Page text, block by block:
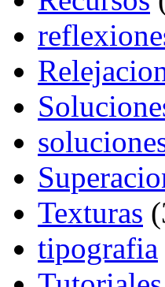
Texturas
tipografia